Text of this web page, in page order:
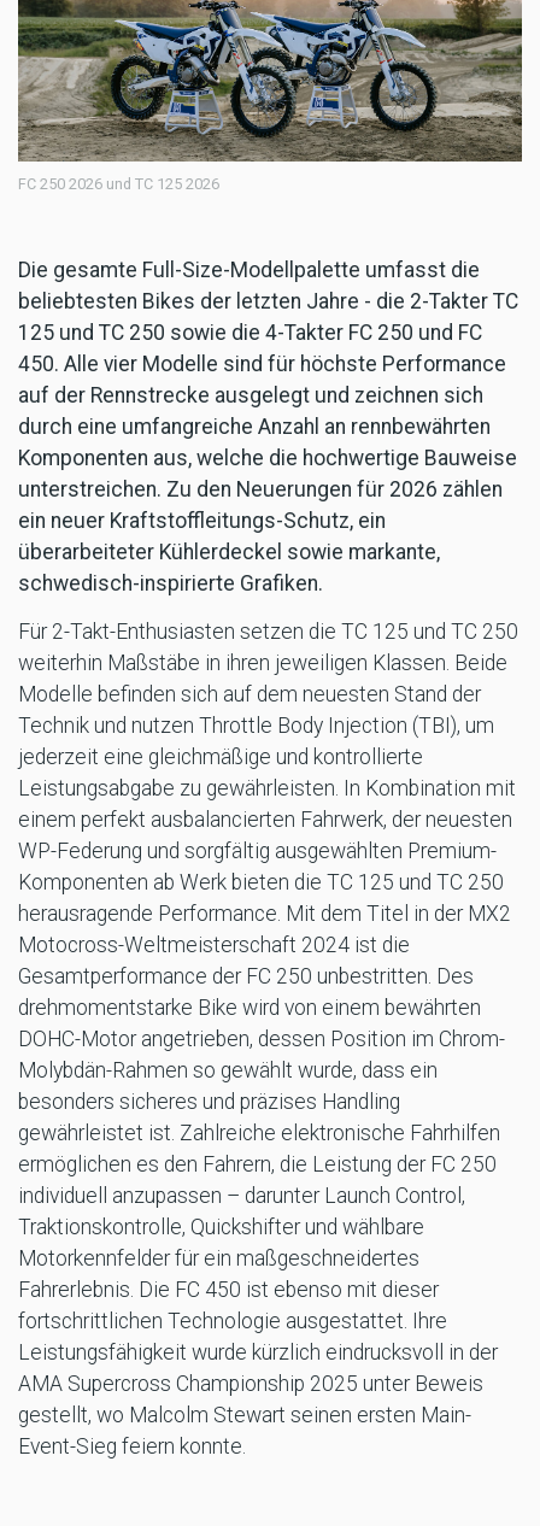
FC 250 2026 und TC 125 2026
Die gesamte Full-Size-Modellpalette umfasst die
beliebtesten Bikes der letzten Jahre - die 2-Takter TC
125 und TC 250 sowie die 4-Takter FC 250 und FC
450. Alle vier Modelle sind für höchste Performance
auf der Rennstrecke ausgelegt und zeichnen sich
durch eine umfangreiche Anzahl an rennbewährten
Komponenten aus, welche die hochwertige Bauweise
unterstreichen. Zu den Neuerungen für 2026 zählen
ein neuer Kraftstoffleitungs-Schutz, ein
überarbeiteter Kühlerdeckel sowie markante,
schwedisch-inspirierte Grafiken.
Für 2-Takt-Enthusiasten setzen die TC 125 und TC 250
weiterhin Maßstäbe in ihren jeweiligen Klassen. Beide
Modelle befinden sich auf dem neuesten Stand der
Technik und nutzen Throttle Body Injection (TBI), um
jederzeit eine gleichmäßige und kontrollierte
Leistungsabgabe zu gewährleisten. In Kombination mit
einem perfekt ausbalancierten Fahrwerk, der neuesten
WP-Federung und sorgfältig ausgewählten Premium-
Komponenten ab Werk bieten die TC 125 und TC 250
herausragende Performance. Mit dem Titel in der MX2
Motocross-Weltmeisterschaft 2024 ist die
Gesamtperformance der FC 250 unbestritten. Des
drehmomentstarke Bike wird von einem bewährten
DOHC-Motor angetrieben, dessen Position im Chrom-
Molybdän-Rahmen so gewählt wurde, dass ein
besonders sicheres und präzises Handling
gewährleistet ist. Zahlreiche elektronische Fahrhilfen
ermöglichen es den Fahrern, die Leistung der FC 250
individuell anzupassen – darunter Launch Control,
Traktionskontrolle, Quickshifter und wählbare
Motorkennfelder für ein maßgeschneidertes
Fahrerlebnis. Die FC 450 ist ebenso mit dieser
fortschrittlichen Technologie ausgestattet. Ihre
Leistungsfähigkeit wurde kürzlich eindrucksvoll in der
AMA Supercross Championship 2025 unter Beweis
gestellt, wo Malcolm Stewart seinen ersten Main-
Event-Sieg feiern konnte.